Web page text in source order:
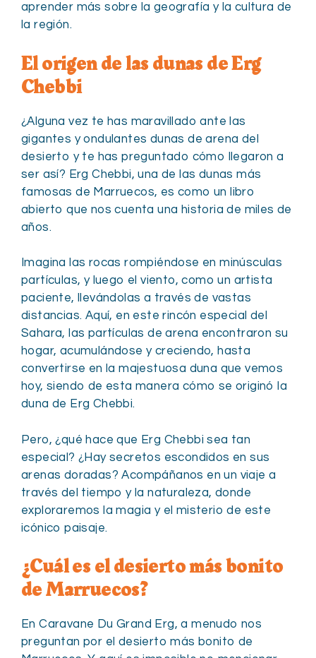
aprender más sobre la geografía y la cultura de
la región.
El origen de las dunas de Erg
Chebbi
¿Alguna vez te has maravillado ante las
gigantes y ondulantes dunas de arena del
desierto y te has preguntado cómo llegaron a
ser así? Erg Chebbi, una de las dunas más
famosas de Marruecos, es como un libro
abierto que nos cuenta una historia de miles de
años.
Imagina las rocas rompiéndose en minúsculas
partículas, y luego el viento, como un artista
paciente, llevándolas a través de vastas
distancias. Aquí, en este rincón especial del
Sahara, las partículas de arena encontraron su
hogar, acumulándose y creciendo, hasta
convertirse en la majestuosa duna que vemos
hoy, siendo de esta manera cómo se originó la
duna de Erg Chebbi.
Pero, ¿qué hace que Erg Chebbi sea tan
especial? ¿Hay secretos escondidos en sus
arenas doradas? Acompáñanos en un viaje a
través del tiempo y la naturaleza, donde
exploraremos la magia y el misterio de este
icónico paisaje.
¿Cuál es el desierto más bonito
de Marruecos?
En Caravane Du Grand Erg, a menudo nos
preguntan por el desierto más bonito de